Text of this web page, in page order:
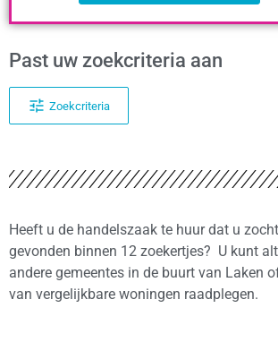
Past uw zoekcriteria aan
Zoekcriteria
Heeft u de handelszaak te huur dat u
gevonden binnen 12 zoekertjes? U kunt
andere gemeentes in de buurt van Laken
van vergelijkbare woningen raadplegen.